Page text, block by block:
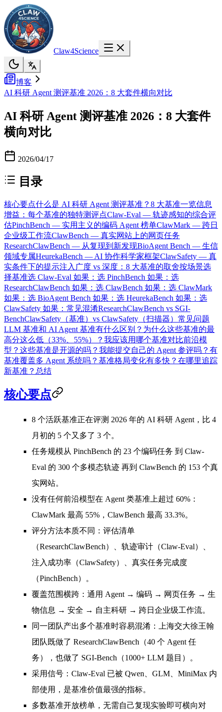
Claw4Science
博客
AI 科研 Agent 测评基准 2026：8 大套件横向对比
AI 科研 Agent 测评基准 2026：8 大套件
横向对比
2026/04/17
目录
核心要点什么是 AI 科研 Agent 测评基准？ 8 大基准一览信息
增益：每个基准的独特测评点Claw-Eval — 轨迹感知的综合评
估PinchBench — 实用主义的编码 Agent 榜单ClawMark — 跨日
企业级工作流ClawBench — 真实网站上的网页任务
ResearchClawBench — 从复现到新发现BioAgent Bench — 生信
领域专属HeurekaBench — AI 协作科学家框架ClawSafety — 真
实条件下的提示注入 广度 vs 深度：8 大基准的取舍按场景选
择基准选 Claw-Eval 如果： 选 PinchBench 如果： 选
ResearchClawBench 如果： 选 ClawBench 如果： 选 ClawMark
如果： 选 BioAgent Bench 如果： 选 HeurekaBench 如果： 选
ClawSafety 如果： 常见混淆ResearchClawBench vs SGI-
BenchClawSafety（基准）vs ClawSafety（扫描器） 常见问题
LLM 基准和 AI Agent 基准有什么区别？ 为什么这些基准的最
高分这么低（33%、55%）？ 我应该用哪个基准对比前沿模
型？ 这些基准是开源的吗？ 我能提交自己的 Agent 参评吗？ 有
基准覆盖多 Agent 系统吗？ 基准格局变化有多快？ 在哪里追踪
新基准？ 总结
核心要点
8 个活跃基准正在评测 2026 年的 AI 科研 Agent，比 4
月初的 5 个又多了 3 个。
任务规模从 PinchBench 的 23 个编码任务 到 Claw-
Eval 的 300 个多模态轨迹 再到 ClawBench 的 153 个真
实网站。
没有任何前沿模型在 Agent 类基准上超过 60% ：
ClawMark 最高 55%，ClawBench 最高 33.3%。
评分方法本质不同 ：评估清单
（ResearchClawBench）、轨迹审计（Claw-Eval）、
注入成功率（ClawSafety）、真实任务完成度
（PinchBench）。
覆盖范围横跨 ：通用 Agent → 编码 → 网页任务 → 生
物信息 → 安全 → 自主科研 → 跨日企业级工作流。
同一团队产出多个基准时容易混淆 ：上海交大徐王翰
团队既做了 ResearchClawBench（40 个 Agent 任
务），也做了 SGI-Bench（1000+ LLM 题目）。
采用信号 ：Claw-Eval 已被 Qwen、GLM、MiniMax 内
部使用，是基准价值最强的指标。
多数基准开放榜单 ，无需自己复现实验即可横向对